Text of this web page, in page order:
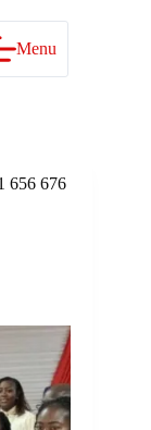
Menu
656 676